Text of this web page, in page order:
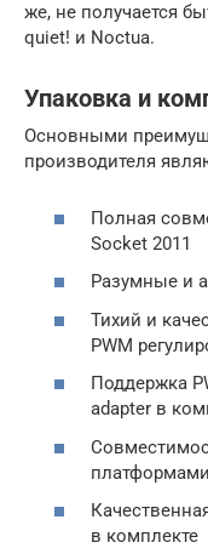
же, не получается
quiet! и Noctua.
Упаковка и
Основными
производителя
Полная
Socket 2011
Разумные и
Тихий и
PWM
Поддержка
adapter в
платформами
в комплекте